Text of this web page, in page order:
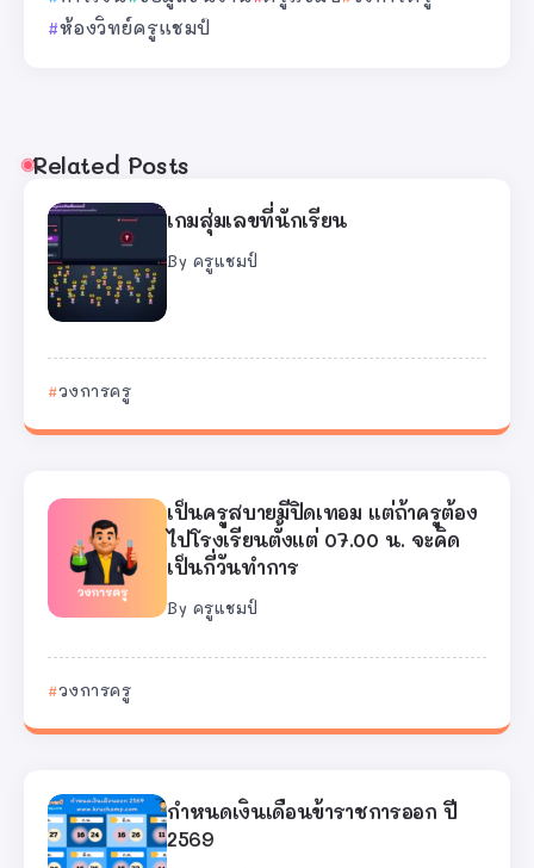
ห้องวิทย์ครูแชมป์
Related Posts
เกมสุ่มเลขที่นักเรียน
By ครูแชมป์
วงการครู
เป็นครูสบายมีปิดเทอม แต่ถ้าครูต้อง
ไปโรงเรียนตั้งแต่ 07.00 น. จะคิด
เป็นกี่วันทำการ
By ครูแชมป์
วงการครู
กำหนดเงินเดือนข้าราชการออก ปี
2569